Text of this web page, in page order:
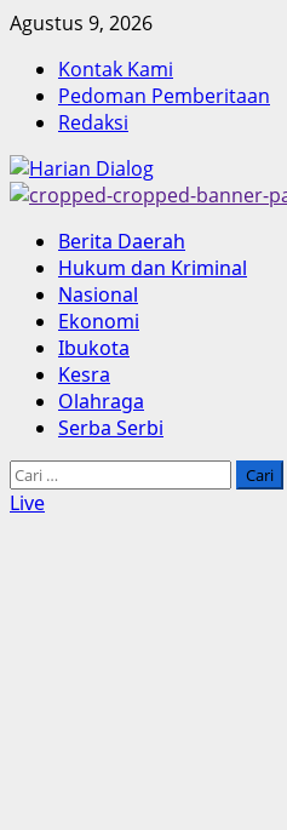
Skip
content
Agustus 9, 2026
Kontak Kami
Pedoman Pemberitaan
Redaksi
Primary
Menu
Berita Daerah
Hukum dan Kriminal
Nasional
Ekonomi
Ibukota
Kesra
Olahraga
Serba Serbi
Cari
untuk:
Live